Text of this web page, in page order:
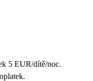
5 EUR/dítě/noc.